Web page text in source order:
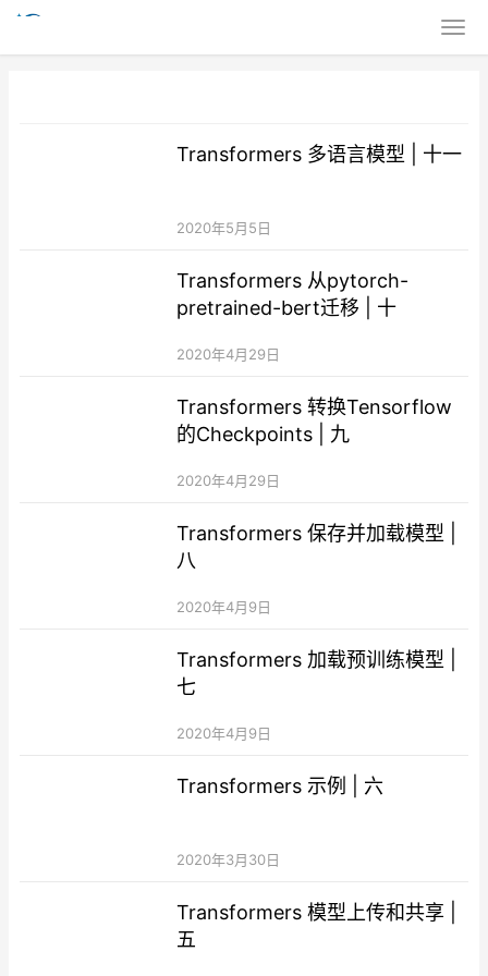
Transformers 多语言模型 | 十一
2020年5月5日
Transformers 从pytorch-
pretrained-bert迁移 | 十
2020年4月29日
Transformers 转换Tensorflow
的Checkpoints | 九
2020年4月29日
Transformers 保存并加载模型 |
八
2020年4月9日
Transformers 加载预训练模型 |
七
2020年4月9日
Transformers 示例 | 六
2020年3月30日
Transformers 模型上传和共享 |
五